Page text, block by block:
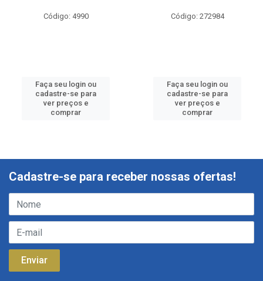
Código: 4990
Faça seu login ou
cadastre-se para
ver preços e
comprar
Código: 272984
Faça seu login ou
cadastre-se para
ver preços e
comprar
Cadastre-se para receber nossas ofertas!